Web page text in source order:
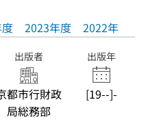
2023年度 2022年度
出版者
都市行財政
局総務部
出版年
[19--]-